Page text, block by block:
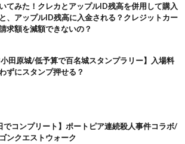
てみた！クレカとアップルID残高を併用して購入
、アップルID残高に入金される？クレジットカー
求額を減額できないの？
小田原城/低予算で百名城スタンプラリー】入場料
ずにスタンプ押せる？
でコンプリート】ポートピア連続殺人事件コラボ/
ンクエストウォーク